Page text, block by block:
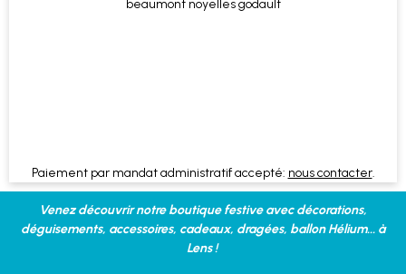
Paiement par mandat administratif accepté: nous contacter.
Venez découvrir notre boutique festive avec décorations,
déguisements, accessoires, cadeaux, dragées, ballon Hélium... à
Lens !